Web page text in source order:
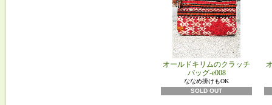
オールドキリムのクラッチ
バッグ-e008
ななめ掛けもOK
SOLD OUT